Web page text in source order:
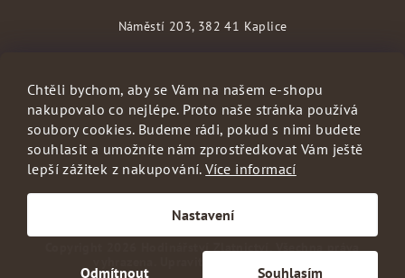
Chtěli bychom, aby se Vám na našem e-shopu
nakupovalo co nejlépe. Proto naše stránka používá
soubory cookies. Budeme rádi, pokud s nimi budete
souhlasit a umožníte nám zprostředkovat Vám ještě
lepší zážitek z nakupování. Více informací
Nastavení
Odmítnout Souhlasím
Náměstí 203, 382 41 Kaplice
S láskou vyrobiloFilipesmedia
Hodinářství Zlatnictví. Všechna práva